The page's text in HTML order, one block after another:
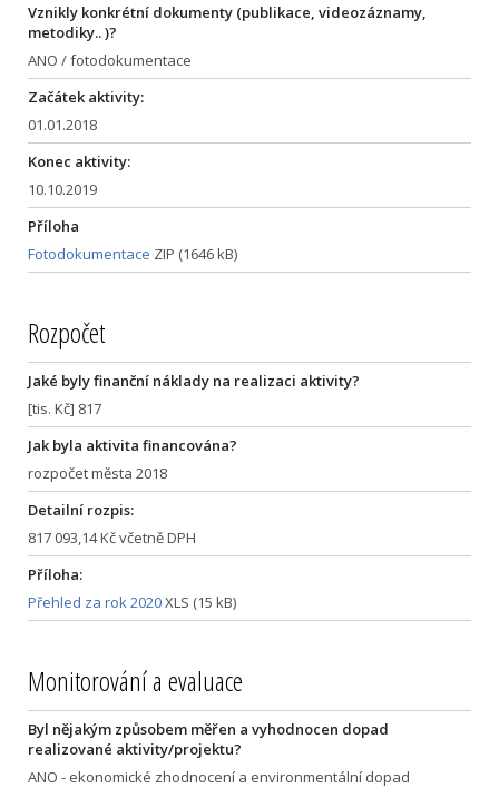
Vznikly konkrétní dokumenty (publikace, videozáznamy,
metodiky.. )?
ANO / fotodokumentace
Začátek aktivity:
01.01.2018
Konec aktivity:
10.10.2019
Příloha
Fotodokumentace ZIP (1646 kB)
Rozpočet
Jaké byly finanční náklady na realizaci aktivity?
[tis. Kč] 817
Jak byla aktivita financována?
rozpočet města 2018
Detailní rozpis:
817 093,14 Kč včetně DPH
Příloha:
Přehled za rok 2020XLS (15 kB)
Monitorování a evaluace
Byl nějakým způsobem měřen a vyhodnocen dopad
realizované aktivity/projektu?
ANO - ekonomické zhodnocení a environmentální dopad